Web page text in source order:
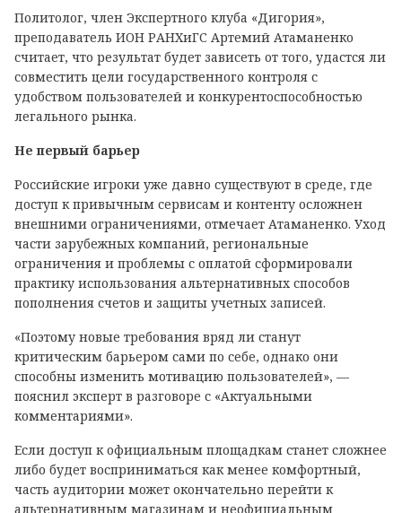
Политолог, член Экспертного клуба «Дигория»,
преподаватель ИОН РАНХиГС Артемий Атаманенко
считает, что результат будет зависеть от того, удастся ли
совместить цели государственного контроля с
удобством пользователей и конкурентоспособностью
легального рынка.
Не первый барьер
Российские игроки уже давно существуют в среде, где
доступ к привычным сервисам и контенту осложнен
внешними ограничениями, отмечает Атаманенко. Уход
части зарубежных компаний, региональные
ограничения и проблемы с оплатой сформировали
практику использования альтернативных способов
пополнения счетов и защиты учетных записей.
«Поэтому новые требования вряд ли станут
критическим барьером сами по себе, однако они
способны изменить мотивацию пользователей», —
пояснил эксперт в разговоре с «Актуальными
комментариями».
Если доступ к официальным площадкам станет сложнее
либо будет восприниматься как менее комфортный,
часть аудитории может окончательно перейти к
альтернативным магазинам и неофициальным